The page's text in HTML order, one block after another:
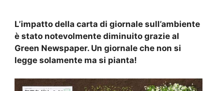
L’impatto della carta di giornale sull’ambiente
è stato notevolmente diminuito grazie al
Green Newspaper. Un giornale che non si
legge solamente ma si pianta!